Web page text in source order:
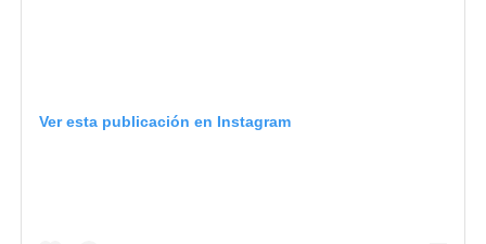
Ver esta publicación en Instagram